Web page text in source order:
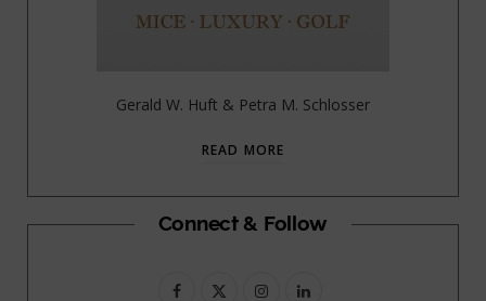
Gerald W. Huft & Petra M. Schlosser
READ MORE
Connect & Follow
F
I
L